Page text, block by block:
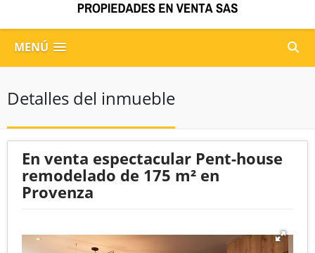
MENÚ
Detalles del inmueble
En venta espectacular Pent-house
remodelado de 175 m² en
Provenza